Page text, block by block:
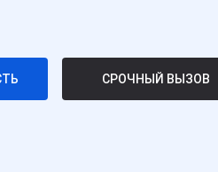
СРОЧНЫЙ ВЫЗОВ